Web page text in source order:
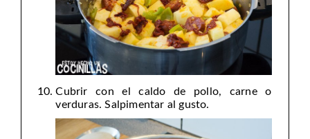
Cubrir con el caldo de pollo, carne o
verduras. Salpimentar al gusto.